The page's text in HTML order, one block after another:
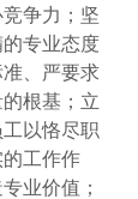
争力；坚
专业态度
、严要求
根基；立
以恪尽职
工作作
业价值；